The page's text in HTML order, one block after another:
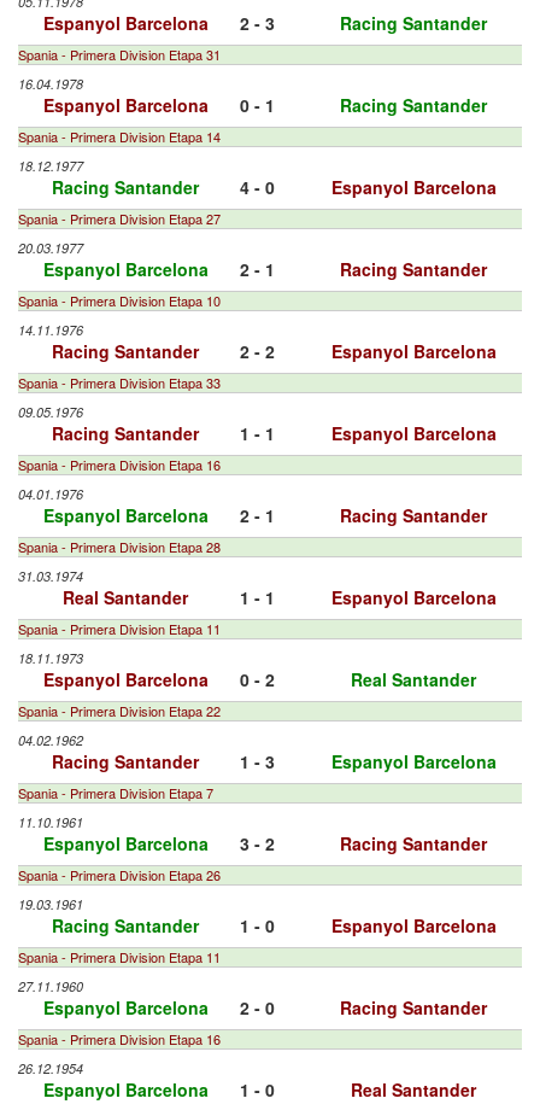
Espanyol Barcelona 2 - 3 Racing Santander
Spania - Primera Division Etapa 31
16.04.1978
Espanyol Barcelona 0 - 1 Racing Santander
Spania - Primera Division Etapa 14
18.12.1977
Racing Santander 4 - 0 Espanyol Barcelona
Spania - Primera Division Etapa 27
20.03.1977
Espanyol Barcelona 2 - 1 Racing Santander
Spania - Primera Division Etapa 10
14.11.1976
Racing Santander 2 - 2 Espanyol Barcelona
Spania - Primera Division Etapa 33
09.05.1976
Racing Santander 1 - 1 Espanyol Barcelona
Spania - Primera Division Etapa 16
04.01.1976
Espanyol Barcelona 2 - 1 Racing Santander
Spania - Primera Division Etapa 28
31.03.1974
Real Santander 1 - 1 Espanyol Barcelona
Spania - Primera Division Etapa 11
18.11.1973
Espanyol Barcelona 0 - 2 Real Santander
Spania - Primera Division Etapa 22
04.02.1962
Racing Santander 1 - 3 Espanyol Barcelona
Spania - Primera Division Etapa 7
11.10.1961
Espanyol Barcelona 3 - 2 Racing Santander
Spania - Primera Division Etapa 26
19.03.1961
Racing Santander 1 - 0 Espanyol Barcelona
Spania - Primera Division Etapa 11
27.11.1960
Espanyol Barcelona 2 - 0 Racing Santander
Spania - Primera Division Etapa 16
26.12.1954
Espanyol Barcelona 1 - 0 Real Santander